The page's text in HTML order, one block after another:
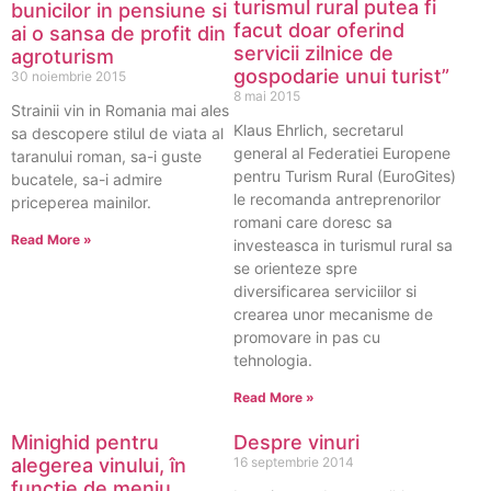
bunicilor in pensiune si
ai o sansa de profit din
agroturism
30 noiembrie 2015
Strainii vin in Romania mai ales
sa descopere stilul de viata al
taranului roman, sa-i guste
bucatele, sa-i admire
priceperea mainilor.
Read More »
turismul rural putea fi
facut doar oferind
servicii zilnice de
gospodarie unui turist”
8 mai 2015
Klaus Ehrlich, secretarul
general al Federatiei Europene
pentru Turism Rural (EuroGites)
le recomanda antreprenorilor
romani care doresc sa
investeasca in turismul rural sa
se orienteze spre
diversificarea serviciilor si
crearea unor mecanisme de
promovare in pas cu
tehnologia.
Read More »
Minighid pentru
alegerea vinului, în
Despre vinuri
16 septembrie 2014